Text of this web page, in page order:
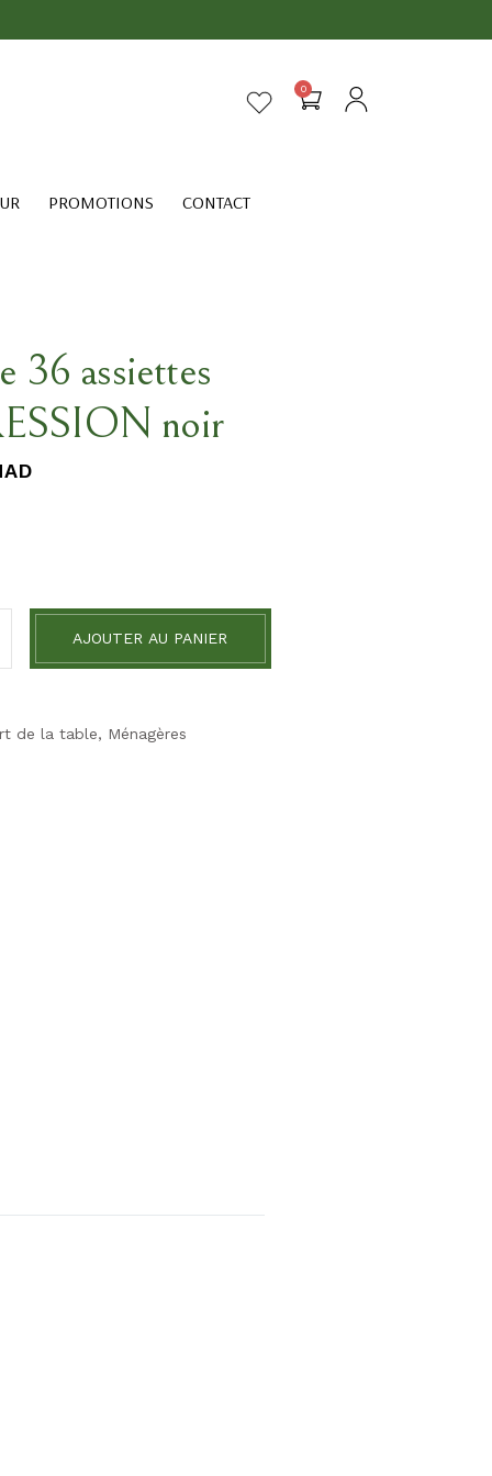
0
PROMOTIONS CONTACT
36 assiettes
noir
AJOUTER AU PANIER
de la table, Ménagères